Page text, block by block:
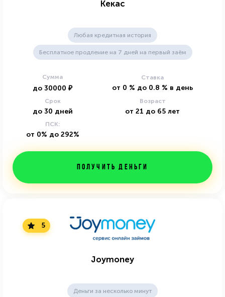
Кекас
Любая кредитная история
Бесплатное продление на 7 дней на первый заём
Сумма
до 30000 ₽
Ставка
от 0 % до 0.8 % в день
Срок
до 30 дней
Возраст
от 21 до 65 лет
ПСК:
от 0% до 292%
Получить деньги
5
Joymoney
Деньги за несколько минут